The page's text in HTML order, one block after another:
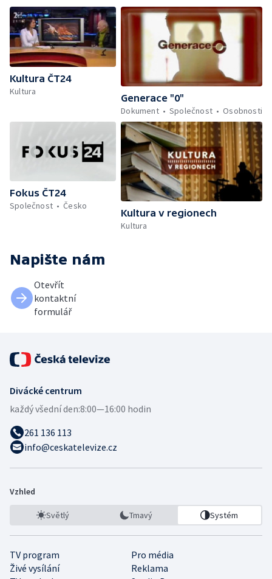
Kultura ČT24
Kultura
Generace "0"
Dokument
Společnost Osobnosti
Fokus ČT24
Společnost
Česko
Kultura v regionech
Kultura
Napište nám
Otevřít
kontaktní
formulář
Divácké centrum
každý všední den:8:00—16:00 hodin
261 136 113
info@ceskatelevize.cz
Vzhled
Světlý Tmavý Systém
TV program
Pro média
Živé vysílání
Reklama